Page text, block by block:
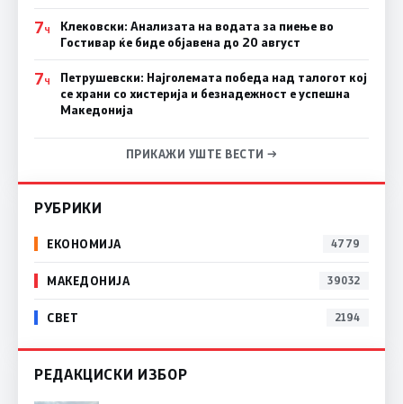
7Ч
Клековски: Анализата на водата за пиење во
Гостивар ќе биде објавена до 20 август
7Ч
Петрушевски: Најголемата победа над талогот кој
се храни со хистерија и безнадежност е успешна
Македонија
ПРИКАЖИ УШТЕ ВЕСТИ →
РУБРИКИ
ЕКОНОМИЈА 4779
МАКЕДОНИЈА 39032
СВЕТ 2194
РЕДАКЦИСКИ ИЗБОР